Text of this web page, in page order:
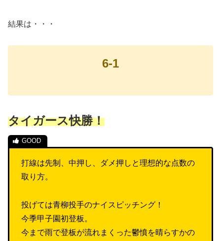
結果は・・・
6-1
タイガース快勝！
打線は先制、中押し、ダメ押しと理想的な点数の
取り方。
投げては青柳投手のナイスピッチング！
今季甲子園初登板。
今まで雨で登板が流れまくった鬱憤を晴らすかの